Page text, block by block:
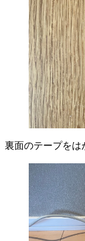
裏面のテープをは